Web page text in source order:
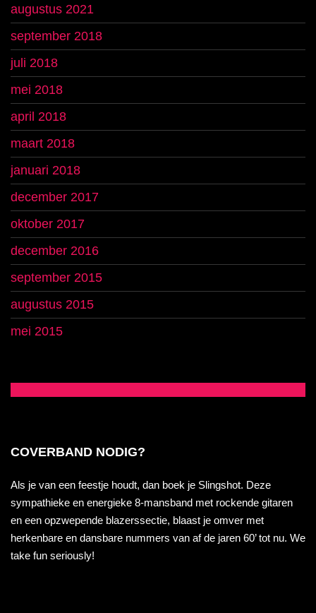
augustus 2021
september 2018
juli 2018
mei 2018
april 2018
maart 2018
januari 2018
december 2017
oktober 2017
december 2016
september 2015
augustus 2015
mei 2015
COVERBAND NODIG?
Als je van een feestje houdt, dan boek je Slingshot. Deze
sympathieke en energieke 8-mansband met rockende gitaren
en een opzwepende blazerssectie, blaast je omver met
herkenbare en dansbare nummers van af de jaren 60’ tot nu. We
take fun seriously!